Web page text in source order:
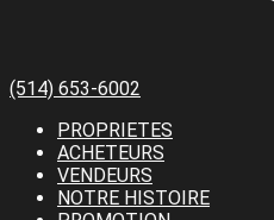
(514) 653-6002
PROPRIETES
ACHETEURS
VENDEURS
NOTRE HISTOIRE